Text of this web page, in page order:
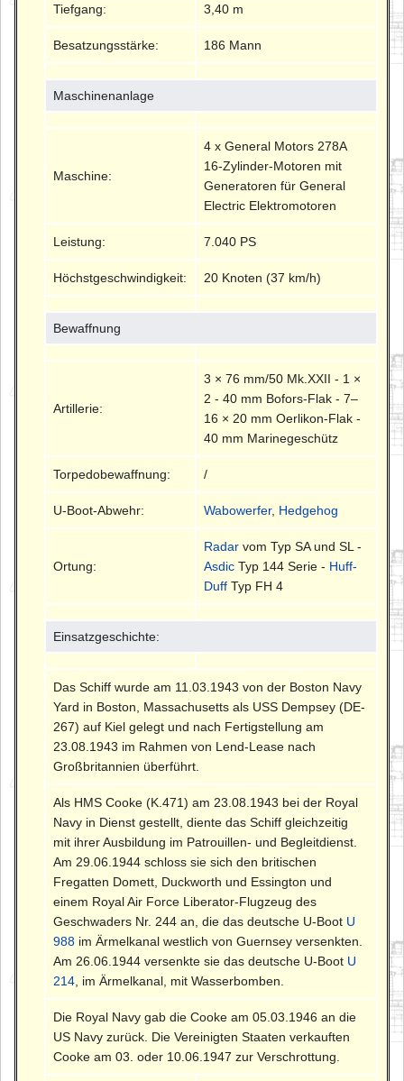
Tiefgang: 3,40 m
Besatzungsstärke: 186 Mann
Maschinenanlage
Maschine:
4 x General Motors 278A
16-Zylinder-Motoren mit
Generatoren für General
Electric Elektromotoren
Leistung: 7.040 PS
Höchstgeschwindigkeit: 20 Knoten (37 km/h)
Bewaffnung
Artillerie:
3 × 76 mm/50 Mk.XXII - 1 ×
2 - 40 mm Bofors-Flak - 7–
16 × 20 mm Oerlikon-Flak -
40 mm Marinegeschütz
Torpedobewaffnung: /
U-Boot-Abwehr: Wabowerfer, Hedgehog
Ortung:
Radar vom Typ SA und SL -
Asdic Typ 144 Serie - Huff-
Duff Typ FH 4
Einsatzgeschichte:
Das Schiff wurde am 11.03.1943 von der Boston Navy
Yard in Boston, Massachusetts als USS Dempsey (DE-
267) auf Kiel gelegt und nach Fertigstellung am
23.08.1943 im Rahmen von Lend-Lease nach
Großbritannien überführt.
Als HMS Cooke (K.471) am 23.08.1943 bei der Royal
Navy in Dienst gestellt, diente das Schiff gleichzeitig
mit ihrer Ausbildung im Patrouillen- und Begleitdienst.
Am 29.06.1944 schloss sie sich den britischen
Fregatten Domett, Duckworth und Essington und
einem Royal Air Force Liberator-Flugzeug des
Geschwaders Nr. 244 an, die das deutsche U-Boot U
988 im Ärmelkanal westlich von Guernsey versenkten.
Am 26.06.1944 versenkte sie das deutsche U-Boot U
214 , im Ärmelkanal, mit Wasserbomben.
Die Royal Navy gab die Cooke am 05.03.1946 an die
US Navy zurück. Die Vereinigten Staaten verkauften
Cooke am 03. oder 10.06.1947 zur Verschrottung.